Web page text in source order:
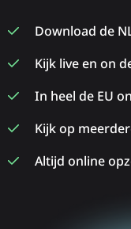
Download de
Kijk live en on
In heel de EU
Kijk op
Altijd online